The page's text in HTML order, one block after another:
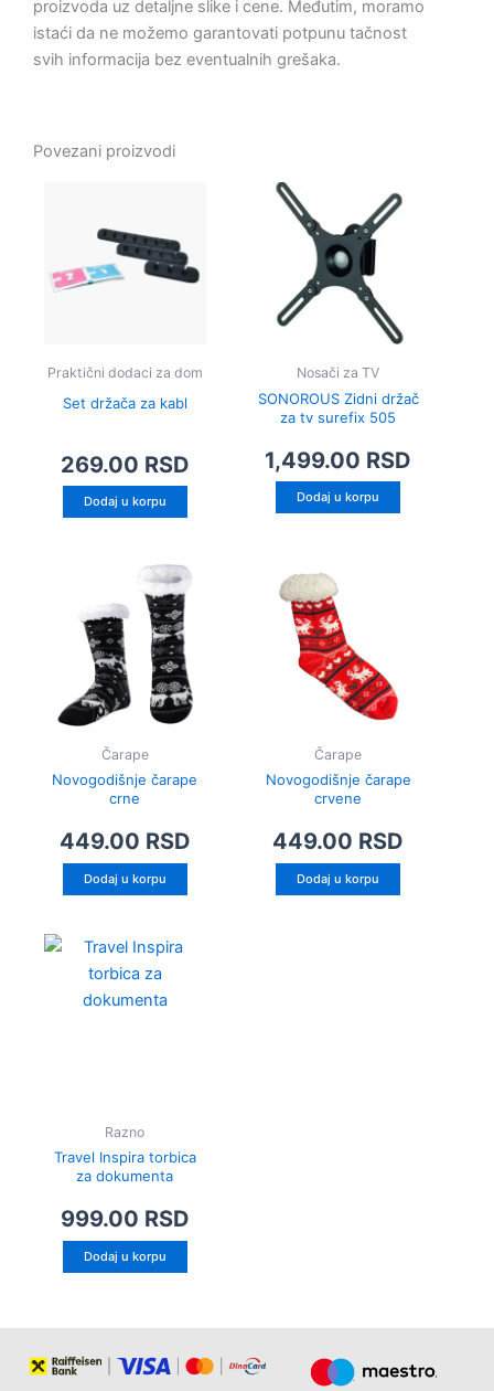
proizvoda uz detaljne slike i cene. Međutim, moramo
istaći da ne možemo garantovati potpunu tačnost
svih informacija bez eventualnih grešaka.
Povezani proizvodi
Praktični dodaci za dom
Set držača za kabl
269.00 RSD
Dodaj u korpu
Nosači za TV
SONOROUS Zidni držač
za tv surefix 505
1,499.00 RSD
Dodaj u korpu
Čarape
Novogodišnje čarape
crne
449.00 RSD
Dodaj u korpu
Čarape
Novogodišnje čarape
crvene
449.00 RSD
Dodaj u korpu
Razno
Travel Inspira torbica
za dokumenta
999.00 RSD
Dodaj u korpu